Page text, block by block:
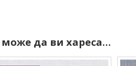
да ви хареса…